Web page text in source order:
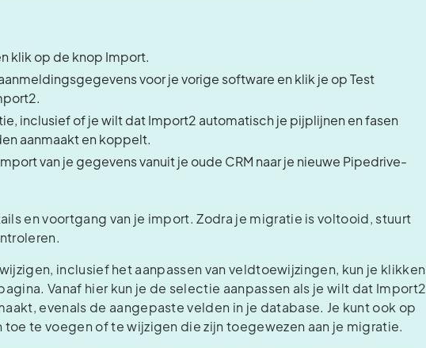
klik op de knop Import.
voor je vorige software en klik je op Test
inclusief of je wilt dat Import2 automatisch je pijplijnen en fasen
aanmaakt en koppelt.
van je gegevens vanuit je oude CRM naar je nieuwe Pipedrive-
en voortgang van je import. Zodra je migratie is voltooid, stuurt
inclusief het aanpassen van veldtoewijzingen, kun je klikken
Vanaf hier kun je de selectie aanpassen als je wilt dat Import2
evenals de aangepaste velden in je database. Je kunt ook op
te voegen of te wijzigen die zijn toegewezen aan je migratie.